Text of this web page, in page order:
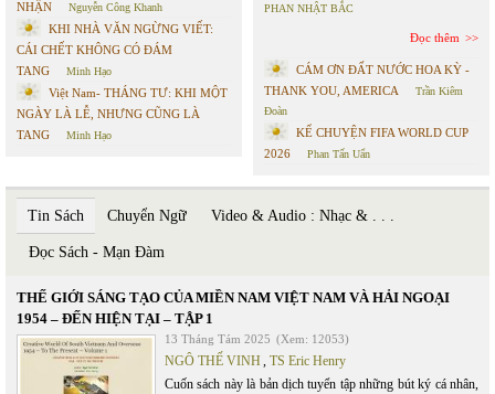
NHẬN
Nguyễn Công Khanh
KHI NHÀ VĂN NGỪNG VIẾT:
CÁI CHẾT KHÔNG CÓ ĐÁM
TANG
Minh Hạo
Việt Nam- THÁNG TƯ: KHI MỘT
NGÀY LÀ LỄ, NHƯNG CŨNG LÀ
TANG
Minh Hạo
PHAN NHẬT BẮC
Đọc thêm
CÁM ƠN ĐẤT NƯỚC HOA KỲ -
THANK YOU, AMERICA
Trần Kiêm
Đoàn
KỂ CHUYỆN FIFA WORLD CUP
2026
Phan Tấn Uẩn
Tin Sách Chuyển Ngữ Video & Audio : Nhạc & . . .
Đọc Sách - Mạn Đàm
THẾ GIỚI SÁNG TẠO CỦA MIỀN NAM VIỆT NAM VÀ HẢI NGOẠI
1954 – ĐẾN HIỆN TẠI – TẬP 1
13 Tháng Tám 2025 (Xem: 12053)
NGÔ THẾ VINH, TS Eric Henry
Cuốn sách này là bản dịch tuyển tập những bút ký cá nhân,